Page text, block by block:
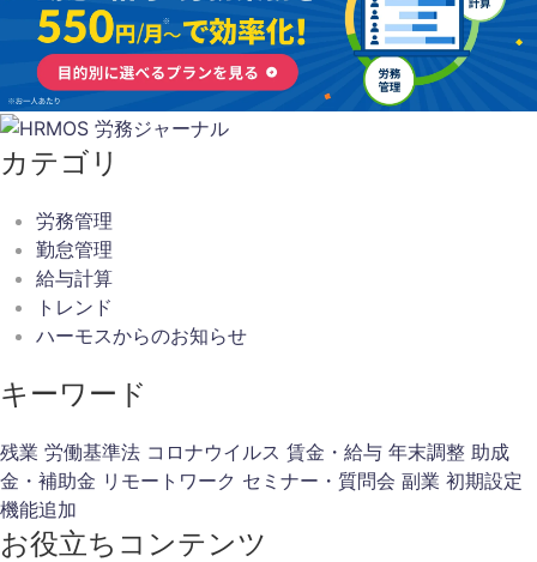
カテゴリ
労務管理
勤怠管理
給与計算
トレンド
ハーモスからのお知らせ
キーワード
残業 労働基準法 コロナウイルス 賃金・給与 年末調整 助成
金・補助金 リモートワーク セミナー・質問会 副業 初期設定
機能追加
お役立ちコンテンツ